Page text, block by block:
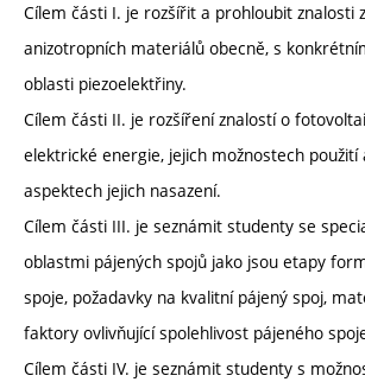
Cílem části I. je rozšířit a prohloubit znalosti
anizotropních materiálů obecně, s
oblasti piezoelektřiny.
Cílem části II. je rozšíření znalostí o
elektrické energie, jejich možnostech použití
aspektech jejich nasazení.
Cílem části III. je seznámit studenty se
oblastmi pájených spojů jako jsou etapy
spoje, požadavky na kvalitní pájený spoj,
faktory ovlivňující spolehlivost pájeného
Cílem části IV. je seznámit studenty s